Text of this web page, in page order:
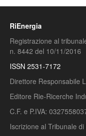
RiEnergia
Registrazione al
n. 8442 del 10/11/2016
ISSN 2531-7172
Direttore Responsabile
Editore Rie-Ricerche
C.F. e P.IVA:
Iscrizione al Tribunale